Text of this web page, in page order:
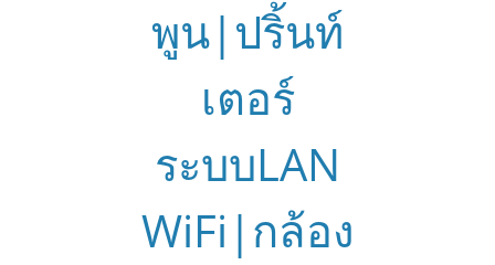
พูน|ปริ้นท์
เตอร์
ระบบLAN
WiFi|กล้อง